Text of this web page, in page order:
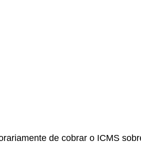
de cobrar o ICMS